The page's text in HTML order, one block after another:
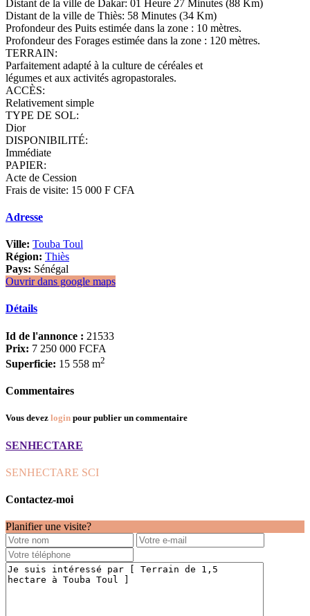
Distant de la ville de Dakar: 01 Heure 27 Minutes (88 Km)
Distant de la ville de Thiès: 58 Minutes (34 Km)
Profondeur des Puits estimée dans la zone : 10 mètres.
Profondeur des Forages estimée dans la zone : 120 mètres.
TERRAIN:
Parfaitement adapté à la culture de céréales et
légumes et aux activités agropastorales.
ACCÈS:
Relativement simple
TYPE DE SOL:
Dior
DISPONIBILITÉ:
Immédiate
PAPIER:
Acte de Cession
Frais de visite: 15 000 F CFA
Adresse
Ville: Touba Toul
Région: Thiès
Pays: Sénégal
Ouvrir dans google maps
Détails
Id de l'annonce : 21533
Prix: 7 250 000 FCFA
Superficie: 15 558 m2
Commentaires
Vous devez login pour publier un commentaire
SENHECTARE
SENHECTARE SCI
Contactez-moi
Planifier une visite?